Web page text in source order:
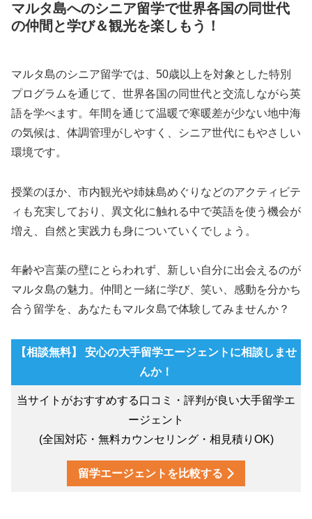
マルタ島へのシニア留学で世界各国の同世代
の仲間と学び＆観光を楽しもう！
マルタ島のシニア留学では、50歳以上を対象とした特別
プログラムを通じて、世界各国の同世代と交流しながら英
語を学べます。年間を通じて温暖で寒暖差が少ない地中海
の気候は、体調管理がしやすく、シニア世代にもやさしい
環境です。
授業のほか、市内観光や姉妹島めぐりなどのアクティビテ
ィも充実しており、異文化に触れる中で英語を使う機会が
増え、自然と実践力も身についていくでしょう。
年齢や言葉の壁にとらわれず、新しい自分に出会えるのが
マルタ島の魅力。仲間と一緒に学び、笑い、感動を分かち
合う留学を、あなたもマルタ島で体験してみませんか？
【相談無料】 安心の大手留学エージェントに相談しませ
んか！
当サイトがおすすめする口コミ・評判が良い大手留学エ
ージェント
(全国対応・無料カウンセリング・相見積りOK)
留学エージェントを比較する